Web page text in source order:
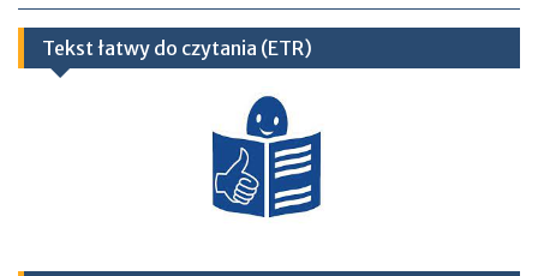
Tekst łatwy do czytania (ETR)